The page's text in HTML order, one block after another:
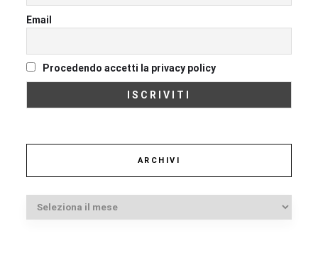
Email
Procedendo accetti la privacy policy
ARCHIVI
Archivi